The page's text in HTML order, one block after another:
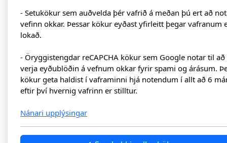
- Setukökur sem auðvelda þér vafrið á meðan þú ert að
vefinn okkar. Þessar kökur eyðast yfirleitt þegar vafranum
lokað.
- Öryggistengdar reCAPCHA kökur sem Google notar til að
verja eyðublöðin á vefnum okkar fyrir spami og árásum.
kökur geta haldist í vaframinni hjá notendum í allt að 6
eftir því hvernig vafrinn er stilltur.
Nánari upplýsingar